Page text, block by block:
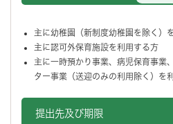
主に幼稚園（新制度幼稚園を除く）
主に認可外保育施設を利用する方
主に一時預かり事業、病児保育事業
ター事業（送迎のみの利用除く）を
提出先及び期限